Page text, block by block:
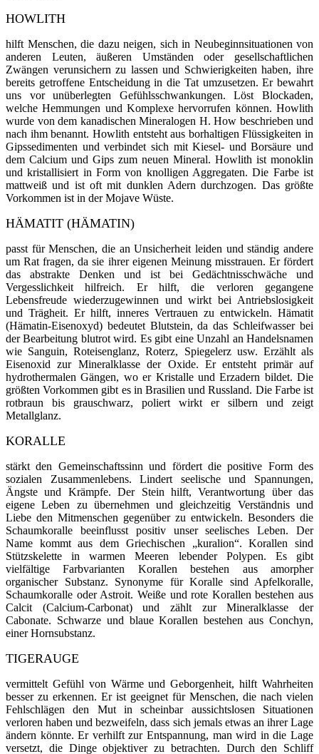
HOWLITH
hilft Menschen, die dazu neigen, sich in Neubeginnsituationen von
anderen Leuten, äußeren Umständen oder gesellschaftlichen
Zwängen verunsichern zu lassen und Schwierigkeiten haben, ihre
bereits getroffene Entscheidung in die Tat umzusetzen. Er bewahrt
uns vor unüberlegten Gefühlsschwankungen. Löst Blockaden,
welche Hemmungen und Komplexe hervorrufen können. Howlith
wurde von dem kanadischen Mineralogen H. How beschrieben und
nach ihm benannt. Howlith entsteht aus borhaltigen Flüssigkeiten in
Gipssedimenten und verbindet sich mit Kiesel- und Borsäure und
dem Calcium und Gips zum neuen Mineral. Howlith ist monoklin
und kristallisiert in Form von knolligen Ag­gregaten. Die Farbe ist
mattweiß und ist oft mit dunklen Adern durchzogen. Das größte
Vorkommen ist in der Mojave Wüste.
HÄMATIT (HÄMATIN)
passt für Menschen, die an Unsicherheit leiden und ständig andere
um Rat fragen, da sie ihrer eigenen Meinung misstrauen. Er fördert
das abstrakte Denken und ist bei Gedächtnisschwäche und
Vergesslichkeit hilfreich. Er hilft, die verloren gegangene
Lebensfreude wiederzugewinnen und wirkt bei Antriebslosigkeit
und Trägheit. Er hilft, inneres Vertrauen zu entwickeln. Hämatit
(Hämatin-Eisenoxyd) bedeutet Blutstein, da das Schleifwasser bei
der Bearbeitung blutrot wird. Es gibt eine Unzahl an Han­delsnamen
wie Sanguin, Roteisenglanz, Roterz, Spiegelerz usw. Erzählt als
Eisenoxid zur Mine­ralklasse der Oxide. Er entsteht pri­mär auf
hydrothermalen Gängen, wo er Kristalle und Erzadern bildet. Die
größ­ten Vorkommen gibt es in Brasilien und Russland. Die Farbe ist
rotbraun bis grauschwarz, poliert wirkt er silbern und zeigt
Metallglanz.
KORALLE
stärkt den Gemeinschaftssinn und fördert die positive Form des
sozialen Zusammenlebens.Lindert seelische und Spannungen,
Ängste und Krämpfe.Der Stein hilft, Verantwortung über das
eigene Leben zu übernehmen und gleichzeitig Verständnis und
Liebe den Mitmenschen gegenüber zu entwickeln. Besonders die
Schaumkoralle beeinflusst positiv unser seelisches Leben. Der
Name kommt aus dem Griechischen „kuralion“. Korallen sind
Stützskelette in warmen Meeren le­bender Polypen. Es gibt
vielfältige Farbvarianten Korallen bestehen aus amorpher
organischer Sub­stanz. Synonyme für Koralle sind Apfelkoralle,
Schaumkoralle oder Astroit. Weiße und rote Korallen bestehen aus
Calcit (Calcium-Carbonat) und zählt zur Mineralklasse der
Cabonate. Schwarze und blaue Korallen bestehen aus Conchyn,
einer Hornsubstanz.
TIGERAUGE
vermittelt Gefühl von Wärme und Geborgenheit, hilft Wahrheiten
besser zu erkennen. Er ist geeignet für Menschen, die nach vielen
Fehlschlägen den Mut in scheinbar aussichtslosen Situationen
verloren haben und bezweifeln, dass sich jemals etwas an ihrer Lage
ändern könnte. Er verhilft zur Entspannung, man wird in die Lage
versetzt, die Dinge objektiver zu betrachten. Durch den Schliff